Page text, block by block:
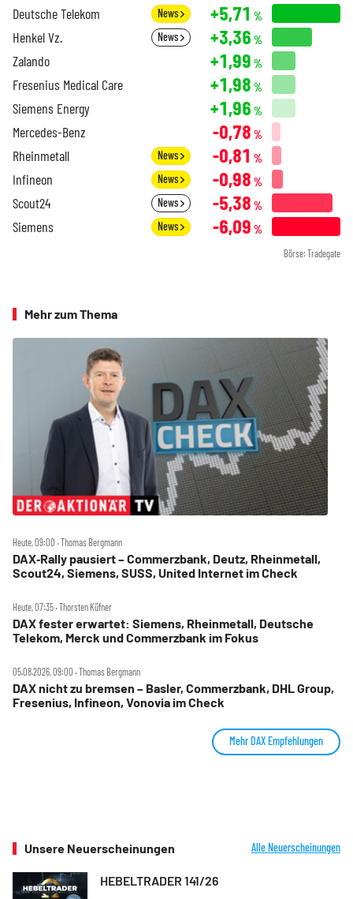
Deutsche Telekom News +5,71 %
Henkel Vz. News +3,36 %
Zalando +1,99 %
Fresenius Medical Care +1,98 %
Siemens Energy +1,96 %
Mercedes-Benz -0,78 %
Rheinmetall News -0,81 %
Infineon News -0,98 %
Scout24 News -5,38 %
Siemens News -6,09 %
Börse: Tradegate
Mehr zum Thema
Heute, 09:00 ‧ Thomas Bergmann
DAX‑Rally pausiert – Commerzbank, Deutz, Rheinmetall,
Scout24, Siemens, SUSS, United Internet im Check
Heute, 07:35 ‧ Thorsten Küfner
DAX fester erwartet: Siemens, Rheinmetall, Deutsche
Telekom, Merck und Commerzbank im Fokus
05.08.2026, 09:00 ‧ Thomas Bergmann
DAX nicht zu bremsen – Basler, Commerzbank, DHL Group,
Fresenius, Infineon, Vonovia im Check
Mehr DAX Empfehlungen
Unsere Neuerscheinungen Alle Neuerscheinungen
HEBELTRADER 141/26